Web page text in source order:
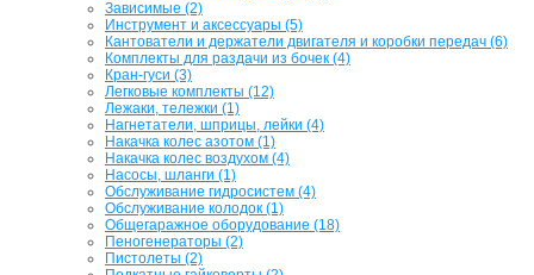
Зависимые (2)
Инструмент и аксессуары (5)
Кантователи и держатели двигателя и коробки передач (6)
Комплекты для раздачи из бочек (4)
Кран-гуси (3)
Легковые комплекты (12)
Лежаки, тележки (1)
Нагнетатели, шприцы, лейки (4)
Накачка колес азотом (1)
Накачка колес воздухом (4)
Насосы, шланги (1)
Обслуживание гидросистем (4)
Обслуживание колодок (1)
Общегаражное оборудование (18)
Пеногенераторы (2)
Пистолеты (2)